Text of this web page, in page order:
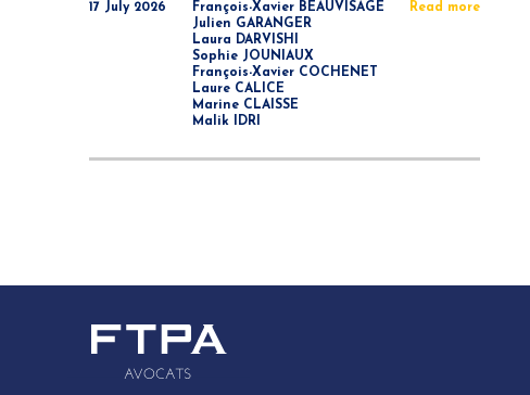
17 July 2026
François-Xavier BEAUVISAGE
Julien GARANGER
Laura DARVISHI
Sophie JOUNIAUX
François-Xavier COCHENET
Laure CALICE
Marine CLAISSE
Malik IDRI
Read more